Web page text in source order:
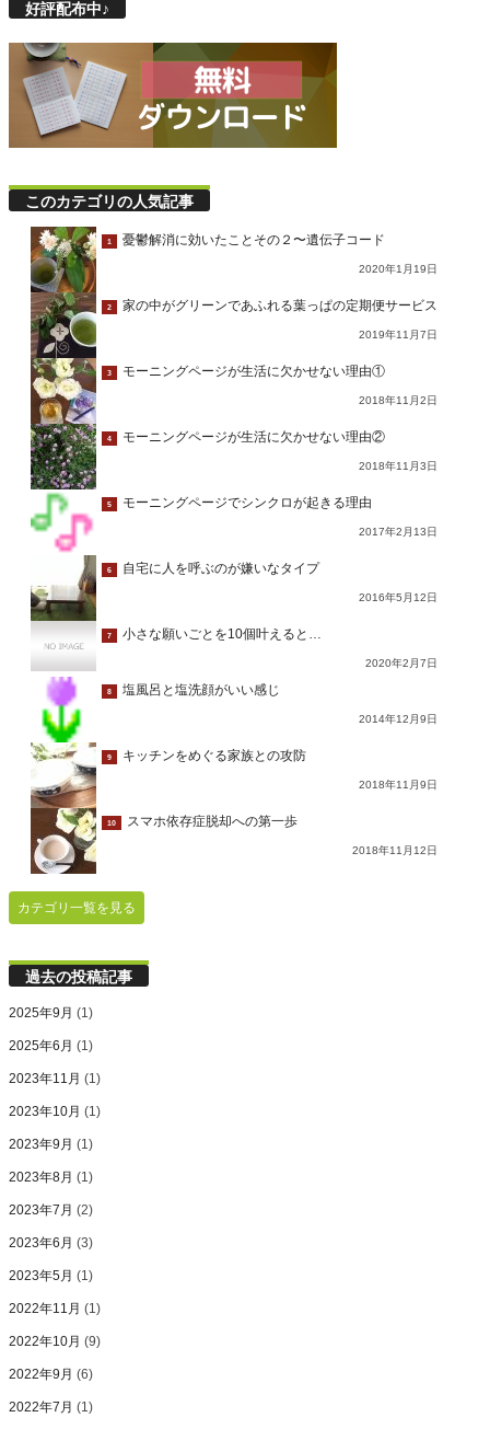
好評配布中♪
このカテゴリの人気記事
1 憂鬱解消に効いたことその２〜遺伝子コード
2020年1月19日
2 家の中がグリーンであふれる葉っぱの定期便サービス
2019年11月7日
3 モーニングページが生活に欠かせない理由①
2018年11月2日
4 モーニングページが生活に欠かせない理由②
2018年11月3日
5 モーニングページでシンクロが起きる理由
2017年2月13日
6 自宅に人を呼ぶのが嫌いなタイプ
2016年5月12日
7 小さな願いごとを10個叶えると…
2020年2月7日
8 塩風呂と塩洗顔がいい感じ
2014年12月9日
9 キッチンをめぐる家族との攻防
2018年11月9日
10 スマホ依存症脱却への第一歩
2018年11月12日
カテゴリ一覧を見る
過去の投稿記事
2025年9月 (1)
2025年6月 (1)
2023年11月 (1)
2023年10月 (1)
2023年9月 (1)
2023年8月 (1)
2023年7月 (2)
2023年6月 (3)
2023年5月 (1)
2022年11月 (1)
2022年10月 (9)
2022年9月 (6)
2022年7月 (1)